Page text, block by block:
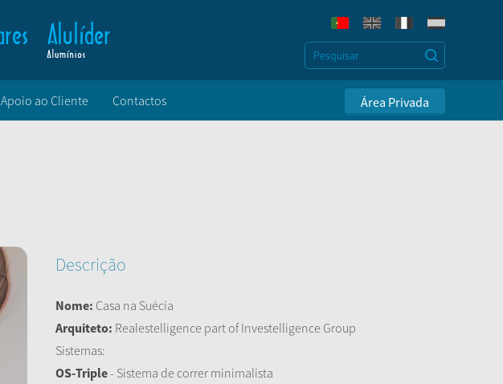
Área Privada
Apoio ao Cliente Contactos
Descrição
Nome: Casa na Suécia
Arquiteto: Realestelligence part of Investelligence Group
Sistemas:
OS-Triple- Sistema de correr minimalista